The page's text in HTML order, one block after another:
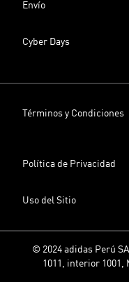
Envío
Cyber Days
Términos y Condiciones
Política de Privacidad
Uso del Sitio
© 2024 adidas Perú
1011, interior 1001,